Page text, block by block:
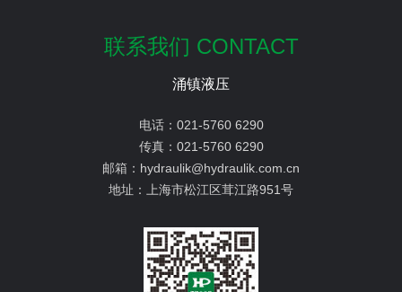
联系我们 CONTACT
涌镇液压
电话： 021-5760 6290
传真： 021-5760 6290
邮箱： hydraulik@hydraulik.com.cn
地址：
上海市松江区茸江路951号